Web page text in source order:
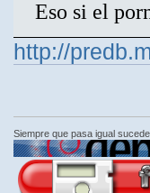
Eso si el
http://
Siempre que pasa igual